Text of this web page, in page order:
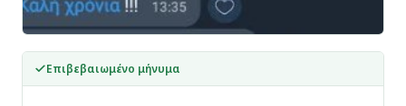
Επιβεβαιωμένο μήνυμα